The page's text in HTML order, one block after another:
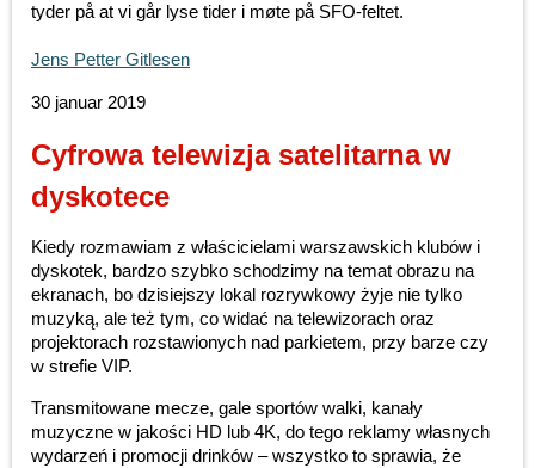
tyder på at vi går lyse tider i møte på SFO-feltet.
Jens Petter Gitlesen
30 januar 2019
Cyfrowa telewizja satelitarna w
dyskotece
Kiedy rozmawiam z właścicielami warszawskich klubów i
dyskotek, bardzo szybko schodzimy na temat obrazu na
ekranach, bo dzisiejszy lokal rozrywkowy żyje nie tylko
muzyką, ale też tym, co widać na telewizorach oraz
projektorach rozstawionych nad parkietem, przy barze czy
w strefie VIP.
Transmitowane mecze, gale sportów walki, kanały
muzyczne w jakości HD lub 4K, do tego reklamy własnych
wydarzeń i promocji drinków – wszystko to sprawia, że